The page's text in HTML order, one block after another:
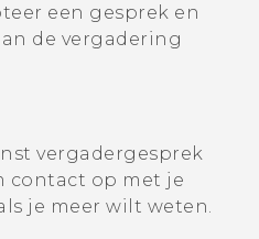
een gesprek en
de vergadering
vergadergesprek
contact op met je
je meer wilt weten.